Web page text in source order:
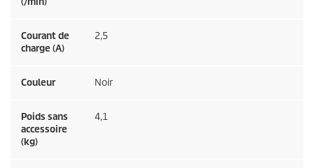
Courant de
charge (A)
2,5
Couleur Noir
Poids sans
accessoire
(kg)
4,1